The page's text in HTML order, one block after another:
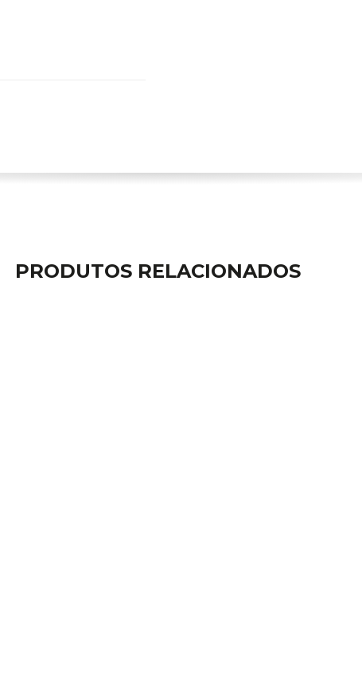
PRODUTOS RELACIONADOS